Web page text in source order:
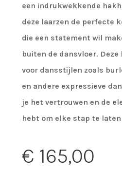
een indrukwekkende
deze laarzen de perfecte
die een statement wil
buiten de dansvloer. Deze
voor dansstijlen zoals
en andere expressieve
je het vertrouwen en de
hebt om elke stap te
€ 165,00